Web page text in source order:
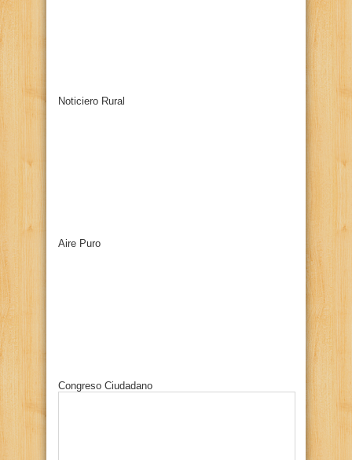
Noticiero Rural
Aire Puro
Congreso Ciudadano